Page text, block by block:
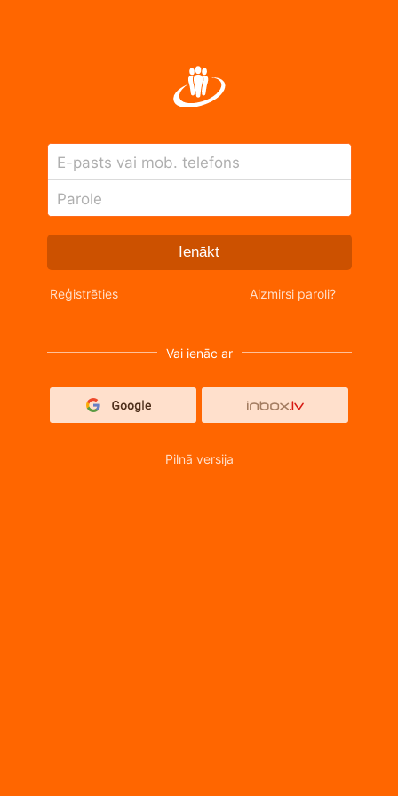
E-pasts vai mob. telefons
Parole
Ienākt
Reģistrēties Aizmirsi paroli?
Vai ienāc ar
Pilnā versija